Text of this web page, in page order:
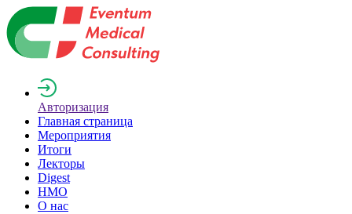
Авторизация
Главная страница
Мероприятия
Итоги
Лекторы
Digest
НМО
О нас